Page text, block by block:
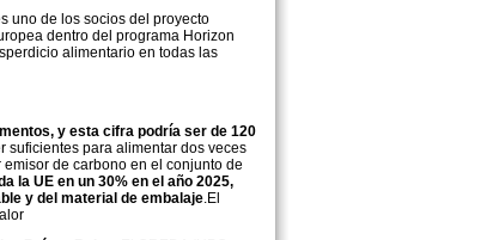
uno de los socios del proyecto
dentro del programa Horizon
alimentario en todas las
y esta cifra podría ser de 120
suficientes para alimentar dos veces
de carbono en el conjunto de
la UE en un 30% en el año 2025,
y del material de embalaje.El